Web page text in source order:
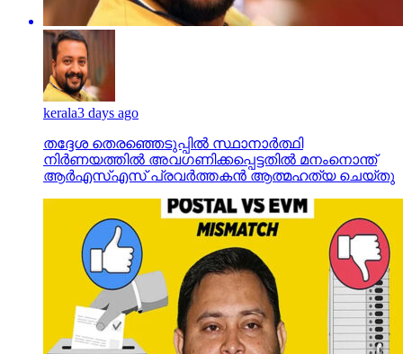
kerala3 days ago
തദ്ദേശ തെരഞ്ഞെടുപ്പില്‍ സ്ഥാനാര്‍ത്ഥി
നിര്‍ണയത്തില്‍ അവഗണിക്കപ്പെട്ടതില്‍ മനംനൊന്ത്
ആര്‍എസ്എസ് പ്രവര്‍ത്തകന്‍ ആത്മഹത്യ ചെയ്തു